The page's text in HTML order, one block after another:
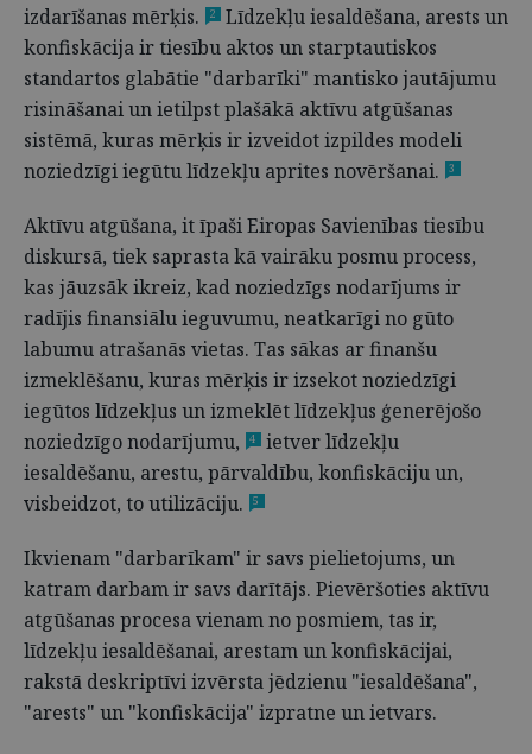
izdarīšanas mērķis.
2
Līdzekļu iesaldēšana, arests un
konfiskācija ir tiesību aktos un starptautiskos
standartos glabātie "darbarīki" mantisko jautājumu
risināšanai un ietilpst plašākā aktīvu atgūšanas
sistēmā, kuras mērķis ir izveidot izpildes modeli
noziedzīgi iegūtu līdzekļu aprites novēršanai.
3
Aktīvu atgūšana, it īpaši Eiropas Savienības tiesību
diskursā, tiek saprasta kā vairāku posmu process,
kas jāuzsāk ikreiz, kad noziedzīgs nodarījums ir
radījis finansiālu ieguvumu, neatkarīgi no gūto
labumu atrašanās vietas. Tas sākas ar finanšu
izmeklēšanu, kuras mērķis ir izsekot noziedzīgi
iegūtos līdzekļus un izmeklēt līdzekļus ģenerējošo
noziedzīgo nodarījumu,
4
ietver līdzekļu
iesaldēšanu, arestu, pārvaldību, konfiskāciju un,
visbeidzot, to utilizāciju.
5
Ikvienam "darbarīkam" ir savs pielietojums, un
katram darbam ir savs darītājs. Pievēršoties aktīvu
atgūšanas procesa vienam no posmiem, tas ir,
līdzekļu iesaldēšanai, arestam un konfiskācijai,
rakstā deskriptīvi izvērsta jēdzienu "iesaldēšana",
"arests" un "konfiskācija" izpratne un ietvars.